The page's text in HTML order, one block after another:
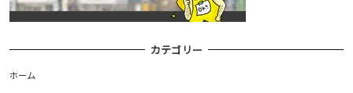
カテゴリー
ホーム